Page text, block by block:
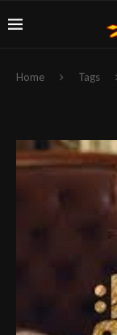
Home Tags